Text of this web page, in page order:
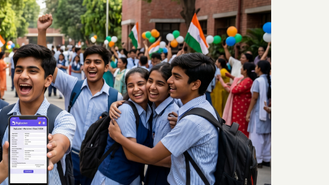
10th
Result
2026
Declared
–
A
Complete
Guide
for
Students
&
Parents